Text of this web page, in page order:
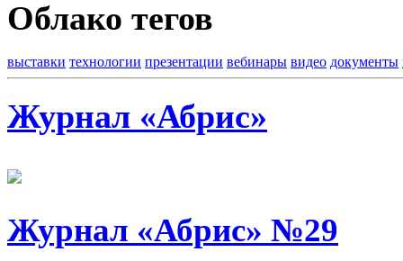
Облако тегов
выставки технологии презентации вебинары видео документы
Журнал «Абрис»
Журнал «Абрис» №29